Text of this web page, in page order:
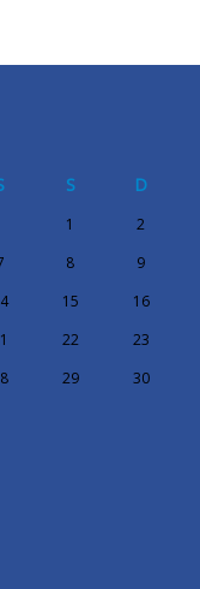
S D
1
2
8
9
15
16
22
23
29
30